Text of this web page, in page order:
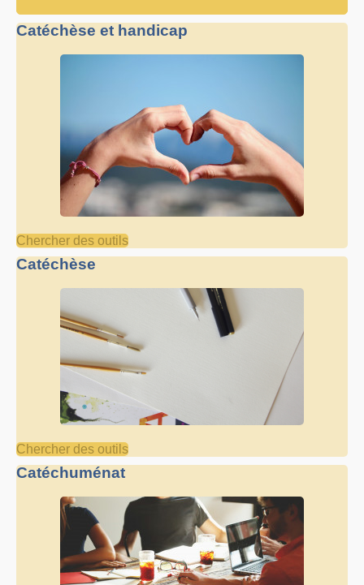
Catéchèse et handicap
Chercher des outils
Catéchèse
Chercher des outils
Catéchuménat